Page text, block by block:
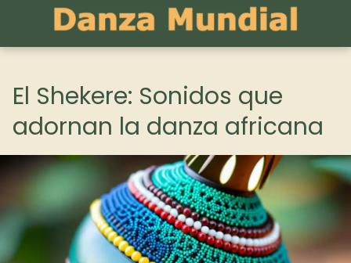
El Shekere: Sonidos que
adornan la danza africana